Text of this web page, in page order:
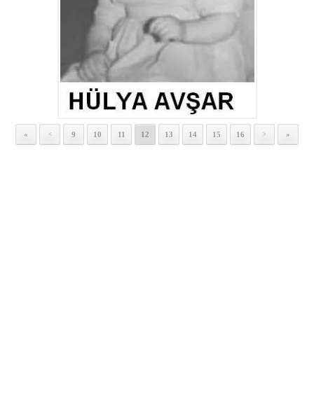
« < 9 10 11 12 13 14 15 16 > »